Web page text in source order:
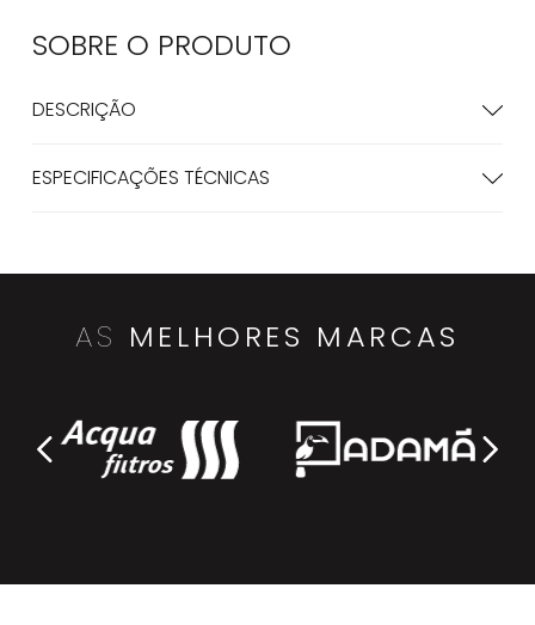
SOBRE O PRODUTO
DESCRIÇÃO
ESPECIFICAÇÕES TÉCNICAS
AS MELHORES MARCAS